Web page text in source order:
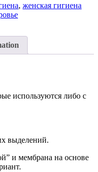
, женская гигиена
используются либо с
выделений.
и мембрана на основе